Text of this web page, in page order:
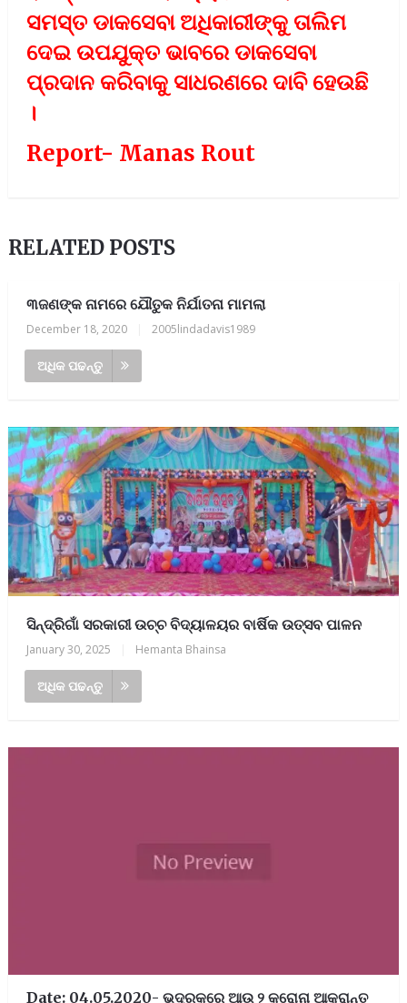
ସମସ୍ତ ଡାକସେବା ଅଧିକାରୀଙ୍କୁ ତାଲିମ
ଦେଇ ଉପଯୁକ୍ତ ଭାବରେ ଡାକସେବା
ପ୍ରଦାନ କରିବାକୁ ସାଧରଣରେ ଦାବି ହେଉଛି
।
Report- Manas Rout
RELATED POSTS
୩ଜଣଙ୍କ ନାମରେ ଯୌତୁକ ନିର୍ଯାତନା ମାମଲା
December 18, 2020 2005lindadavis1989
ଅଧିକ ପଢନ୍ତୁ
ସିନ୍ଦ୍ରିଗାଁ ସରକାରୀ ଉଚ୍ଚ ବିଦ୍ୟାଳୟର ବାର୍ଷିକ ଉତ୍ସବ ପାଳନ
January 30, 2025 Hemanta Bhainsa
ଅଧିକ ପଢନ୍ତୁ
Date: 04.05.2020- ଭଦ୍ରକରେ ଆଉ ୨ କରୋନା ଆକ୍ରାନ୍ତ